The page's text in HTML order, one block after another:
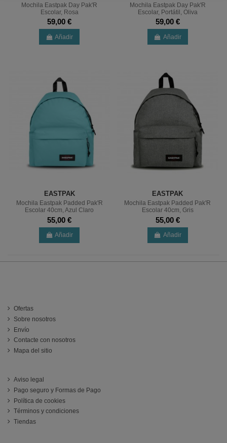
Mochila Eastpak Day Pak'R
Escolar, Rosa
59,00 €
Añadir
Mochila Eastpak Day Pak'R
Escolar, Portátil, Oliva
59,00 €
Añadir
EASTPAK
Mochila Eastpak Padded Pak'R
Escolar 40cm, Azul Claro
55,00 €
Añadir
EASTPAK
Mochila Eastpak Padded Pak'R
Escolar 40cm, Gris
55,00 €
Añadir
Ofertas
Sobre nosotros
Envío
Contacte con nosotros
Mapa del sitio
Aviso legal
Pago seguro y Formas de Pago
Política de cookies
Términos y condiciones
Tiendas